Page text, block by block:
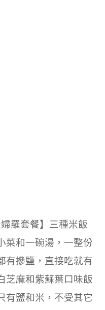
羅套餐】三種米飯
菜和一碗湯，一整份
有摻鹽，直接吃就有
芝麻和紫蘇葉口味飯
有鹽和米，不受其它